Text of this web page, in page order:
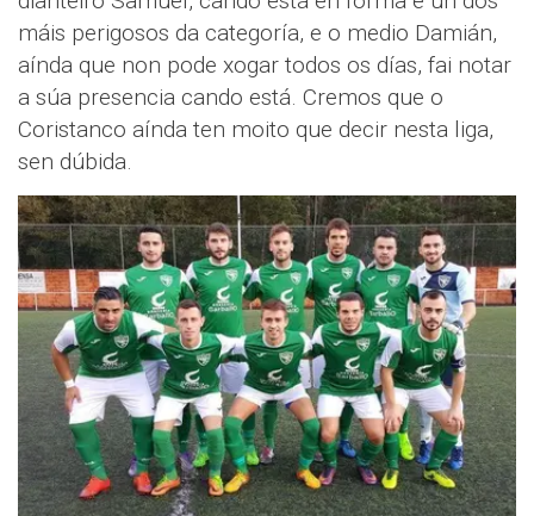
máis perigosos da categoría, e o medio Damián,
aínda que non pode xogar todos os días, fai notar
a súa presencia cando está. Cremos que o
Coristanco aínda ten moito que decir nesta liga,
sen dúbida.